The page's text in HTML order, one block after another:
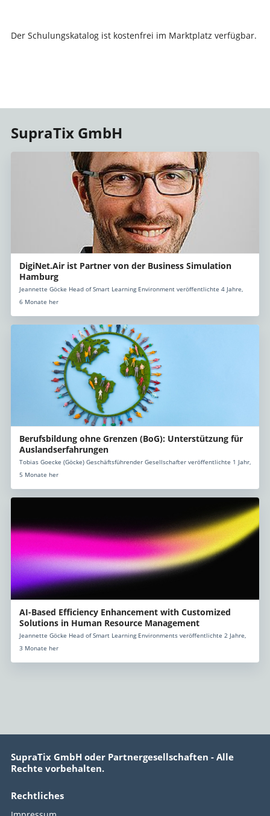
Der Schulungskatalog ist kostenfrei im Marktplatz verfügbar.
SupraTix GmbH
DigiNet.Air ist Partner von der Business Simulation
Hamburg
Jeannette Göcke Head of Smart Learning Environment veröffentlichte 4 Jahre,
6 Monate her
Berufsbildung ohne Grenzen (BoG): Unterstützung für
Auslandserfahrungen
Tobias Goecke (Göcke) Geschäftsführender Gesellschafter veröffentlichte 1 Jahr,
5 Monate her
AI-Based Efficiency Enhancement with Customized
Solutions in Human Resource Management
Jeannette Göcke Head of Smart Learning Environments veröffentlichte 2 Jahre,
3 Monate her
SupraTix GmbH oder Partnergesellschaften - Alle
Rechte vorbehalten.
Rechtliches